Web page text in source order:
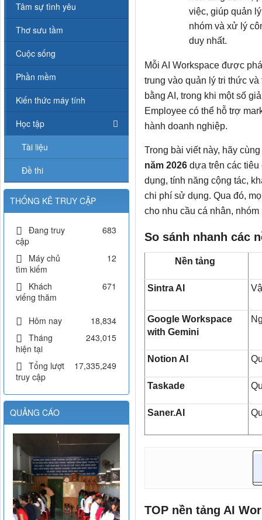
việc, giúp quản
nhóm và xử lý
duy nhất.
Mỗi AI Workspace được
trung vào quản lý tri thức
bằng AI, trong khi một số
Employee có thể hỗ trợ
hành doanh nghiệp.
Trong bài viết này, hãy
năm 2026 dựa trên các
dụng, tính năng cộng tác,
chi phí sử dụng. Qua đó,
cho nhu cầu cá nhân,
So sánh nhanh các
Nền tảng
Sintra AI
Google Workspace
with Gemini
Notion AI
Taskade
Saner.AI
TOP nền tảng AI
Tâm sự tình yêu
Thơ sưu tầm
Cuộc sống
Phần mềm
Kiến thức máy tính
Học tập
Tài liệu
Đề thi
THỐNG KÊ TRUY CẬP
Đang truy
cập
683
Máy chủ
tìm kiếm
12
Khách
viếng thăm
671
Hôm nay
18,834
Tháng
hiện tại
243,015
Tổng lượt
truy cập
17,335,249
QUẢNG CÁO